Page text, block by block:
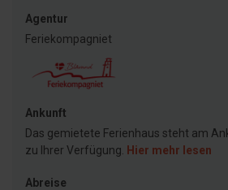
Agentur
Feriekompagniet
Ankunft
Das gemietete Ferienhaus steht am
zu Ihrer Verfügung.
Hier mehr lesen
Abreise